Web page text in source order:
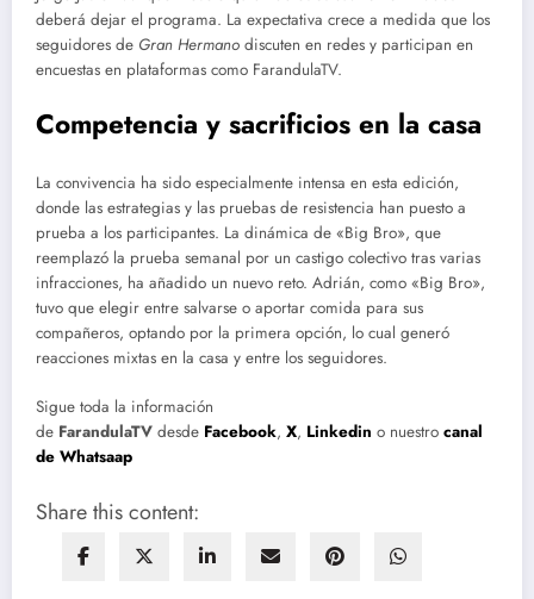
deberá dejar el programa. La expectativa crece a medida que los
seguidores de Gran Hermano discuten en redes y participan en
encuestas en plataformas como FarandulaTV.
Competencia y sacrificios en la casa
La convivencia ha sido especialmente intensa en esta edición,
donde las estrategias y las pruebas de resistencia han puesto a
prueba a los participantes. La dinámica de «Big Bro», que
reemplazó la prueba semanal por un castigo colectivo tras varias
infracciones, ha añadido un nuevo reto. Adrián, como «Big Bro»,
tuvo que elegir entre salvarse o aportar comida para sus
compañeros, optando por la primera opción, lo cual generó
reacciones mixtas en la casa y entre los seguidores.
Sigue toda la información
de FarandulaTV desde Facebook, X, Linkedin o nuestro canal
de Whatsaap
Share this content: